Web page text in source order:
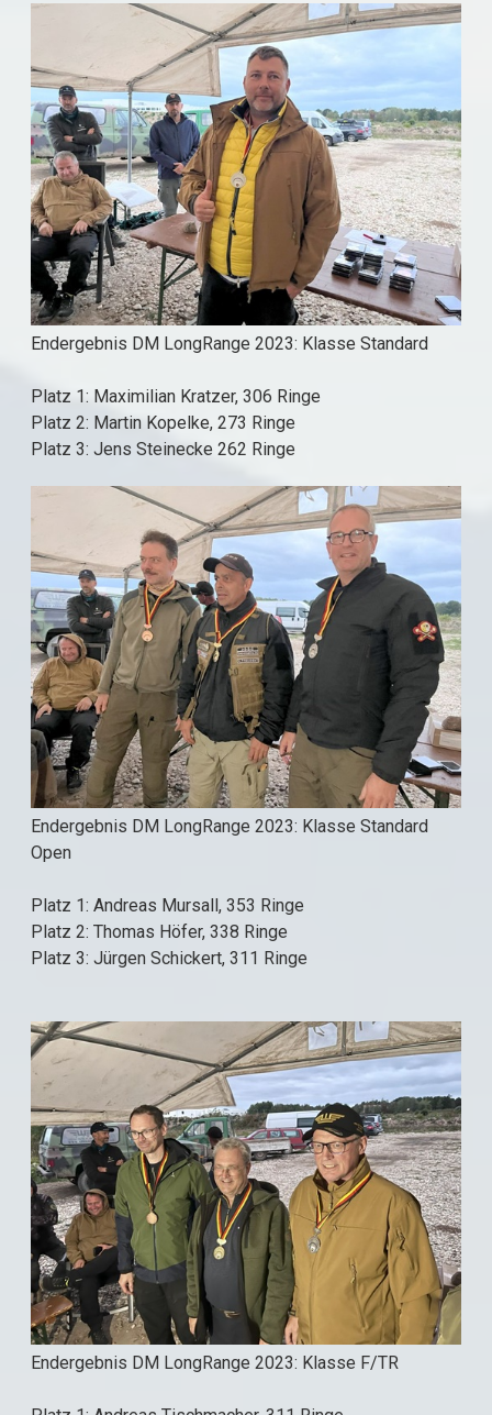
Endergebnis DM LongRange 2023: Klasse Standard
Platz 1: Maximilian Kratzer, 306 Ringe
Platz 2: Martin Kopelke, 273 Ringe
Platz 3: Jens Steinecke 262 Ringe
Endergebnis DM LongRange 2023: Klasse Standard
Open
Platz 1: Andreas Mursall, 353 Ringe
Platz 2: Thomas Höfer, 338 Ringe
Platz 3: Jürgen Schickert, 311 Ringe
Endergebnis DM LongRange 2023: Klasse F/TR